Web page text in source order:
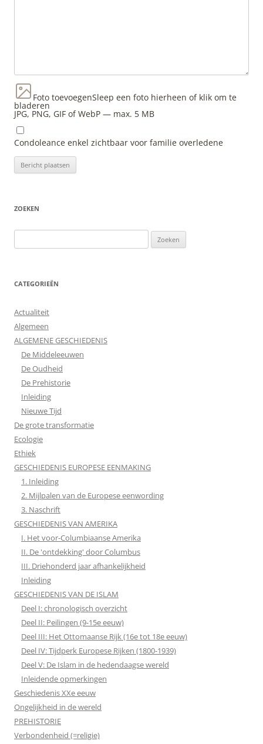
Foto toevoegenSleep een foto hierheen of klik om te
bladeren
JPG, PNG, GIF of WebP — max. 5 MB
Condoleance enkel zichtbaar voor familie overledene
ZOEKEN
naar:
CATEGORIEËN
Actualiteit
Algemeen
ALGEMENE GESCHIEDENIS
De Middeleeuwen
De Oudheid
De Prehistorie
Inleiding
Nieuwe Tijd
De grote transformatie
Ecologie
Ethiek
GESCHIEDENIS EUROPESE EENMAKING
1. Inleiding
2. Mijlpalen van de Europese eenwording
3. Naschrift
GESCHIEDENIS VAN AMERIKA
I. Het voor-Columbiaanse Amerika
II. De 'ontdekking' door Columbus
III. Driehonderd jaar afhankelijkheid
Inleiding
GESCHIEDENIS VAN DE ISLAM
Deel I: chronologisch overzicht
Deel II: Peilingen (9-15e eeuw)
Deel III: Het Ottomaanse Rijk (16e tot 18e eeuw)
Deel IV: Tijdperk Europese Rijken (1800-1939)
Deel V: De Islam in de hedendaagse wereld
Inleidende opmerkingen
Geschiedenis XXe eeuw
Ongelijkheid in de wereld
PREHISTORIE
Verbondenheid (=religie)